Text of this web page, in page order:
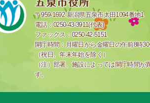
〒959-1692 新潟県五泉市太田1094番地1
電話：0250-43-3911(代表)
ファックス：0250-42-5151
開庁時間：月曜日から金曜日の午前8時
（祝日、年末年始を除く）
（注）部署、施設によっては開庁時間が
す。